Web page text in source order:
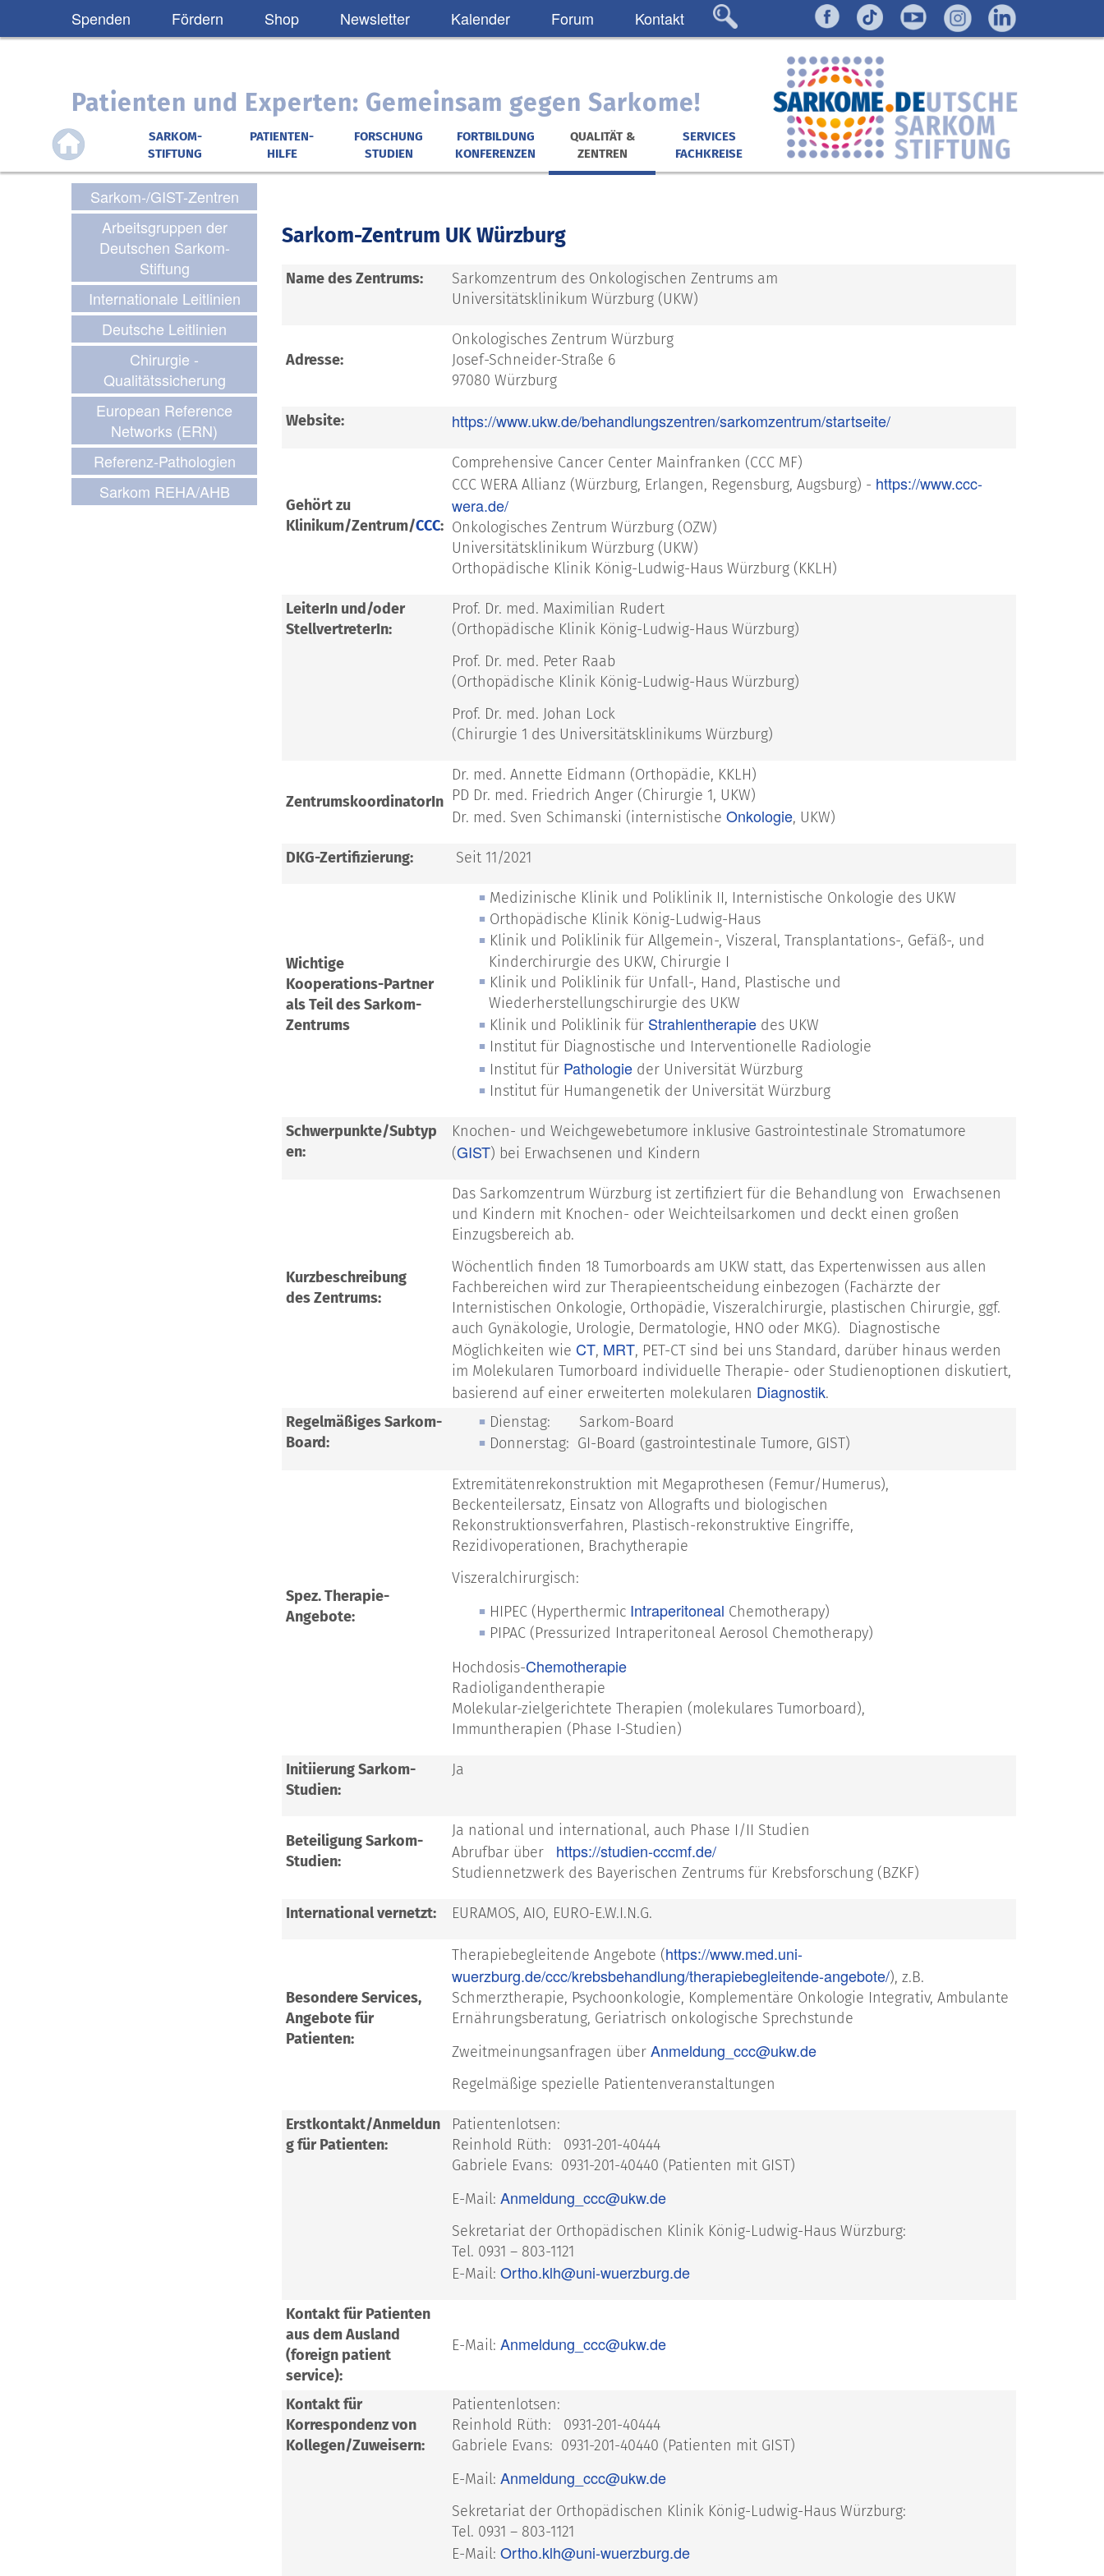
Spenden Fördern Shop Newsletter Kalender Forum Kontakt
Patienten und Experten: Gemeinsam gegen Sarkome!
SARKOM-
STIFTUNG
PATIENTEN-
HILFE
FORSCHUNG
STUDIEN
FORTBILDUNG
KONFERENZEN
QUALITÄT &
ZENTREN
SERVICES
FACHKREISE
Sarkom-/GIST-Zentren
Arbeitsgruppen der
Deutschen Sarkom-
Stiftung
Internationale Leitlinien
Deutsche Leitlinien
Chirurgie -
Qualitätssicherung
European Reference
Networks (ERN)
Referenz-Pathologien
Sarkom REHA/AHB
Sarkom-Zentrum UK Würzburg
Name des Zentrums:
Sarkomzentrum des Onkologischen Zentrums am
Universitätsklinikum Würzburg (UKW)
Adresse:
Onkologisches Zentrum Würzburg
Josef-Schneider-Straße 6
97080 Würzburg
Website: https://www.ukw.de/behandlungszentren/sarkomzentrum/startseite/
Gehört zu
Klinikum/Zentrum/CCC:
Comprehensive Cancer Center Mainfranken (CCC MF)
CCC WERA Allianz (Würzburg, Erlangen, Regensburg, Augsburg) - https://www.ccc-
wera.de/
Onkologisches Zentrum Würzburg (OZW)
Universitätsklinikum Würzburg (UKW)
Orthopädische Klinik König-Ludwig-Haus Würzburg (KKLH)
LeiterIn und/oder
StellvertreterIn:
Prof. Dr. med. Maximilian Rudert
(Orthopädische Klinik König-Ludwig-Haus Würzburg)
Prof. Dr. med. Peter Raab
(Orthopädische Klinik König-Ludwig-Haus Würzburg)
Prof. Dr. med. Johan Lock
(Chirurgie 1 des Universitätsklinikums Würzburg)
ZentrumskoordinatorIn
Dr. med. Annette Eidmann (Orthopädie, KKLH)
PD Dr. med. Friedrich Anger (Chirurgie 1, UKW)
Dr. med. Sven Schimanski (internistische Onkologie, UKW)
DKG-Zertifizierung: Seit 11/2021
Wichtige
Kooperations-Partner
als Teil des Sarkom-
Zentrums
Medizinische Klinik und Poliklinik II, Internistische Onkologie des UKW
Orthopädische Klinik König-Ludwig-Haus
Klinik und Poliklinik für Allgemein-, Viszeral, Transplantations-, Gefäß-, und
Kinderchirurgie des UKW, Chirurgie I
Klinik und Poliklinik für Unfall-, Hand, Plastische und
Wiederherstellungschirurgie des UKW
Klinik und Poliklinik für Strahlentherapie des UKW
Institut für Diagnostische und Interventionelle Radiologie
Institut für Pathologie der Universität Würzburg
Institut für Humangenetik der Universität Würzburg
Schwerpunkte/Subtyp
en:
Knochen- und Weichgewebetumore inklusive Gastrointestinale Stromatumore
(GIST) bei Erwachsenen und Kindern
Kurzbeschreibung
des Zentrums:
Das Sarkomzentrum Würzburg ist zertifiziert für die Behandlung von Erwachsenen
und Kindern mit Knochen- oder Weichteilsarkomen und deckt einen großen
Einzugsbereich ab.
Wöchentlich finden 18 Tumorboards am UKW statt, das Expertenwissen aus allen
Fachbereichen wird zur Therapieentscheidung einbezogen (Fachärzte der
Internistischen Onkologie, Orthopädie, Viszeralchirurgie, plastischen Chirurgie, ggf.
auch Gynäkologie, Urologie, Dermatologie, HNO oder MKG). Diagnostische
Möglichkeiten wie CT, MRT, PET-CT sind bei uns Standard, darüber hinaus werden
im Molekularen Tumorboard individuelle Therapie- oder Studienoptionen diskutiert,
basierend auf einer erweiterten molekularen Diagnostik.
Regelmäßiges Sarkom-
Board:
Dienstag: Sarkom-Board
Donnerstag: GI-Board (gastrointestinale Tumore, GIST)
Spez. Therapie-
Angebote:
Extremitätenrekonstruktion mit Megaprothesen (Femur/Humerus),
Beckenteilersatz, Einsatz von Allografts und biologischen
Rekonstruktionsverfahren, Plastisch-rekonstruktive Eingriffe,
Rezidivoperationen, Brachytherapie
Viszeralchirurgisch:
HIPEC (Hyperthermic Intraperitoneal Chemotherapy)
PIPAC (Pressurized Intraperitoneal Aerosol Chemotherapy)
Hochdosis-Chemotherapie
Radioligandentherapie
Molekular-zielgerichtete Therapien (molekulares Tumorboard),
Immuntherapien (Phase I-Studien)
Initiierung Sarkom-
Studien:
Ja
Beteiligung Sarkom-
Studien:
Ja national und international, auch Phase I/II Studien
Abrufbar über https://studien-cccmf.de/
Studiennetzwerk des Bayerischen Zentrums für Krebsforschung (BZKF)
International vernetzt: EURAMOS, AIO, EURO-E.W.I.N.G.
Besondere Services,
Angebote für
Patienten:
Therapiebegleitende Angebote (https://www.med.uni-
wuerzburg.de/ccc/krebsbehandlung/therapiebegleitende-angebote/), z.B.
Schmerztherapie, Psychoonkologie, Komplementäre Onkologie Integrativ, Ambulante
Ernährungsberatung, Geriatrisch onkologische Sprechstunde
Zweitmeinungsanfragen über Anmeldung_ccc@ukw.de
Regelmäßige spezielle Patientenveranstaltungen
Erstkontakt/Anmeldun
g für Patienten:
Patientenlotsen:
Reinhold Rüth: 0931-201-40444
Gabriele Evans: 0931-201-40440 (Patienten mit GIST)
E-Mail: Anmeldung_ccc@ukw.de
Sekretariat der Orthopädischen Klinik König-Ludwig-Haus Würzburg:
Tel. 0931 – 803-1121
E-Mail: Ortho.klh@uni-wuerzburg.de
Kontakt für Patienten
aus dem Ausland
(foreign patient
service):
E-Mail: Anmeldung_ccc@ukw.de
Kontakt für
Korrespondenz von
Kollegen/Zuweisern:
Patientenlotsen:
Reinhold Rüth: 0931-201-40444
Gabriele Evans: 0931-201-40440 (Patienten mit GIST)
E-Mail: Anmeldung_ccc@ukw.de
Sekretariat der Orthopädischen Klinik König-Ludwig-Haus Würzburg:
Tel. 0931 – 803-1121
E-Mail: Ortho.klh@uni-wuerzburg.de